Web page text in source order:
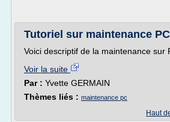
Tutoriel sur maintenance PC
Voici descriptif de la maintenance sur
Voir la suite
Par : Yvette GERMAIN
Thèmes liés : maintenance pc
Haut